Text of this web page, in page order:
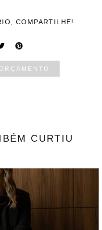
COMPARTILHE!
CURTIU